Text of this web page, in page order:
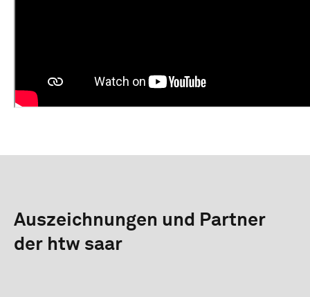
Auszeichnungen und Partner
der htw saar